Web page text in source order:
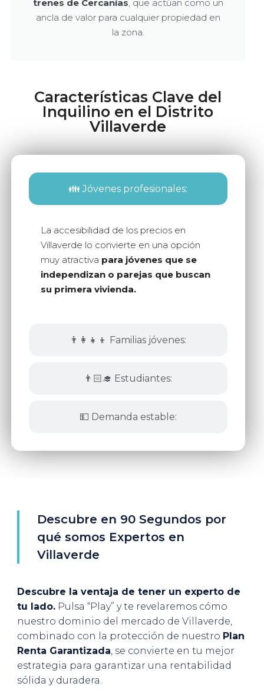
trenes de Cercanías , que actúan como un
ancla de valor para cualquier propiedad en
la zona.
Características Clave del
Inquilino en el Distrito
Villaverde
👪 Jóvenes profesionales:
👨‍👩‍👧‍👦 Familias jóvenes:
👨🏻‍🎓 Estudiantes:
💵 Demanda estable:
La accesibilidad de los precios en
Villaverde lo convierte en una opción
muy atractiva para jóvenes que se
independizan o parejas que buscan
su primera vivienda.
Descubre en 90 Segundos por
qué somos Expertos en
Villaverde
Descubre la ventaja de tener un experto de
tu lado.Pulsa “Play” y te revelaremos cómo
nuestro dominio del mercado de Villaverde,
combinado con la protección de nuestro Plan
Renta Garantizada, se convierte en tu mejor
estrategia para garantizar una rentabilidad
sólida y duradera.